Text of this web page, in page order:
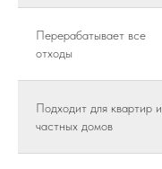
Перерабатывает все
отходы
Подходит для квартир и
частных домов